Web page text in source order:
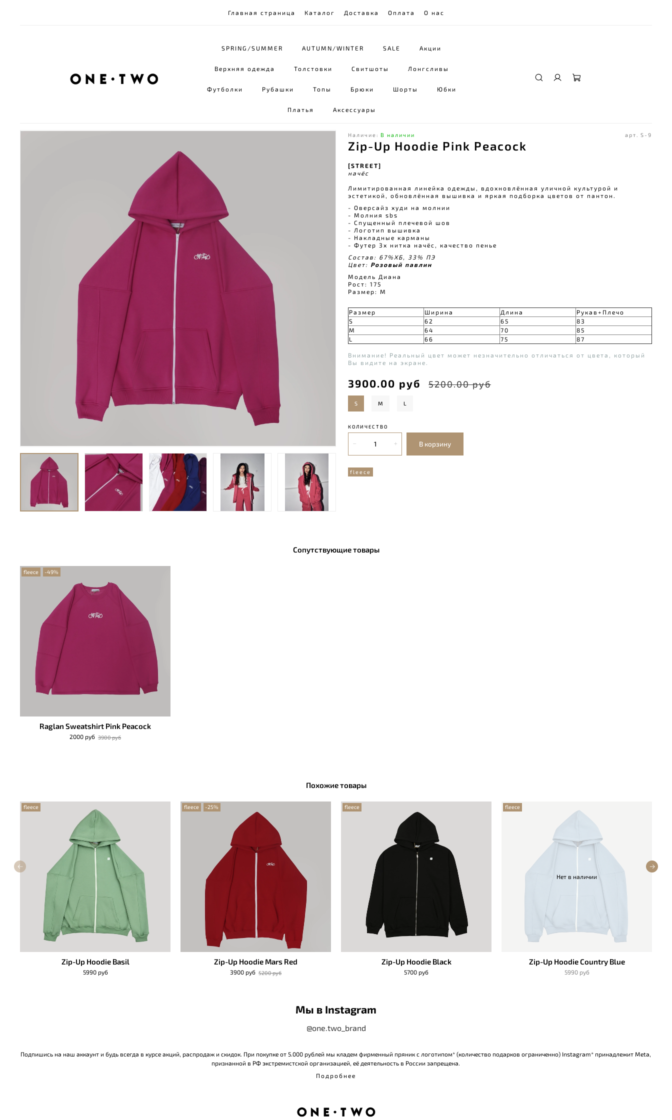
Главная страница Каталог Доставка Оплата О нас
SPRING/SUMMER AUTUMN/WINTER SALE Акции
Верхняя одежда Толстовки Свитшоты Лонгсливы
Футболки Рубашки Топы Брюки Шорты Юбки
Платья Аксессуары
арт. S-9
Наличие: В наличии
fleece
Zip-Up Hoodie Pink Peacock
3900.00 руб 5200.00 руб
КОЛИЧЕСТВО
В корзину
S M L
[STREET]
начёс
Лимитированная линейка одежды, вдохновлённая уличной культурой и
эстетикой, обновлённая вышивка и яркая подборка цветов от пантон.
- Оверсайз худи на молнии
- Молния sbs ⠀
- Спущенный плечевой шов⠀
- Логотип вышивка
- Накладные карманы⠀
- Футер 3х нитка начёс, качество пенье⠀
Состав: 67%ХБ, 33% ПЭ
Цвет: Розовый павлин
Модель Диана
Рост: 175
Размер: М
Размер Ширина Длина
Рукав+Плечо
S
62 65
83
M
64 70
85
L
66 75 87
Внимание! Реальный цвет может незначительно отличаться от цвета, который
Вы видите на экране.
Сопутствующие товары
fleece -49%
Raglan Sweatshirt Pink Peacock
2000 руб 3900 руб
Похожие товары
fleece
Zip-Up Hoodie Basil
5990 руб
fleece -25%
Zip-Up Hoodie Mars Red
3900 руб 5200 руб
fleece
Zip-Up Hoodie Black
5700 руб
Нет в наличии
fleece
Zip-Up Hoodie Country Blue
5990 руб
Мы в Instagram
@one.two_brand
Подпишись на наш аккаунт и будь всегда в курсе акций, распродаж и скидок. При покупке от 5.000 рублей мы кладем фирменный пряник с логотипом* (количество подарков ограниченно) Instagram* принадлежит Meta,
признанной в РФ экстремистской организацией, её деятельность в России запрещена.
Подробнее